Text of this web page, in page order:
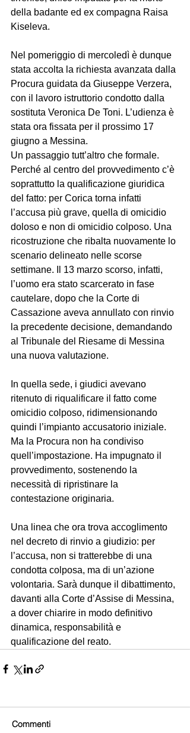
della badante ed ex compagna Raisa
Kiseleva.
Nel pomeriggio di mercoledì è dunque
stata accolta la richiesta avanzata dalla
Procura guidata da Giuseppe Verzera,
con il lavoro istruttorio condotto dalla
sostituta Veronica De Toni. L’udienza è
stata ora fissata per il prossimo 17
giugno a Messina.
Un passaggio tutt’altro che formale.
Perché al centro del provvedimento c’è
soprattutto la qualificazione giuridica
del fatto: per Corica torna infatti
l’accusa più grave, quella di omicidio
doloso e non di omicidio colposo. Una
ricostruzione che ribalta nuovamente lo
scenario delineato nelle scorse
settimane. Il 13 marzo scorso, infatti,
l’uomo era stato scarcerato in fase
cautelare, dopo che la Corte di
Cassazione aveva annullato con rinvio
la precedente decisione, demandando
al Tribunale del Riesame di Messina
una nuova valutazione.
In quella sede, i giudici avevano
ritenuto di riqualificare il fatto come
omicidio colposo, ridimensionando
quindi l’impianto accusatorio iniziale.
Ma la Procura non ha condiviso
quell’impostazione. Ha impugnato il
provvedimento, sostenendo la
necessità di ripristinare la
contestazione originaria.
Una linea che ora trova accoglimento
nel decreto di rinvio a giudizio: per
l’accusa, non si tratterebbe di una
condotta colposa, ma di un’azione
volontaria. Sarà dunque il dibattimento,
davanti alla Corte d’Assise di Messina,
a dover chiarire in modo definitivo
dinamica, responsabilità e
qualificazione del reato.
Commenti